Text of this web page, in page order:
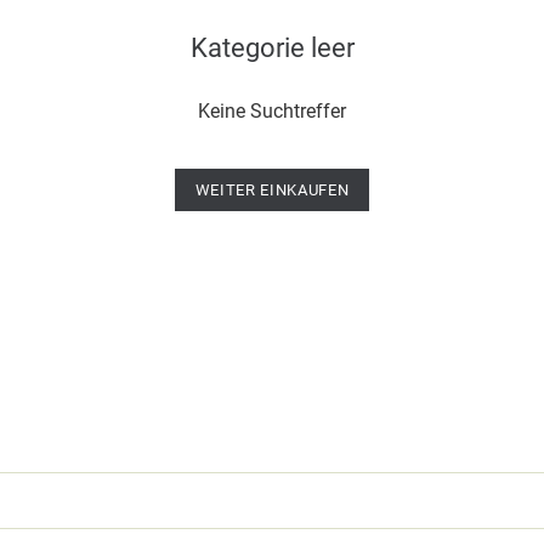
Kategorie leer
Keine Suchtreffer
WEITER EINKAUFEN